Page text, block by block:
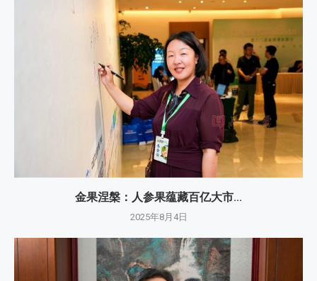
金果涅槃：人参果蕴藏百亿大市...
2025年8月4日